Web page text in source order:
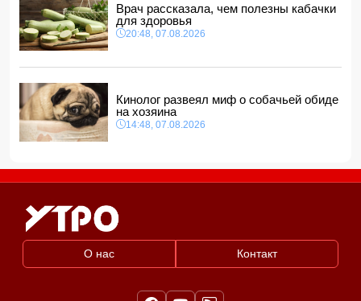
Врач рассказала, чем полезны кабачки
для здоровья
20:48, 07.08.2026
Кинолог развеял миф о собачьей обиде
на хозяина
14:48, 07.08.2026
О нас Контакт